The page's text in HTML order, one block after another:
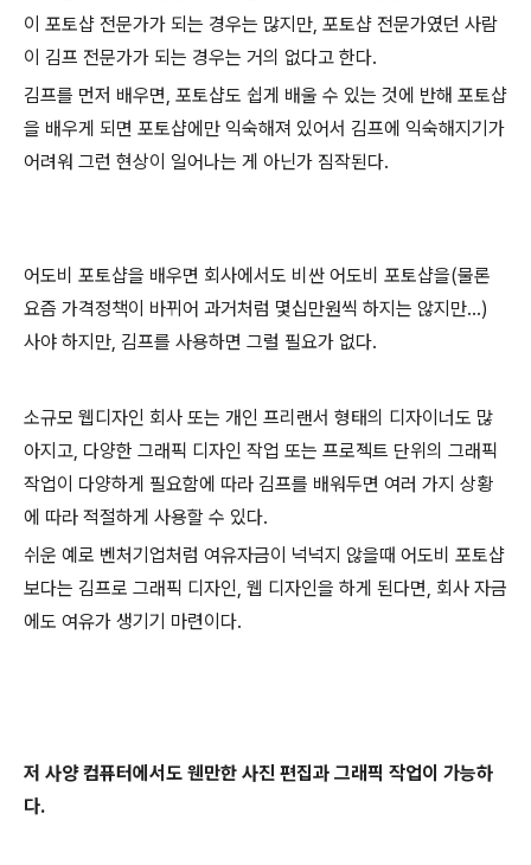
이 포토샵 전문가가 되는 경우는 많지만, 포토샵 전문가였던 사람
이 김프 전문가가 되는 경우는 거의 없다고 한다.
김프를 먼저 배우면, 포토샵도 쉽게 배울 수 있는 것에 반해 포토샵
을 배우게 되면 포토샵에만 익숙해져 있어서 김프에 익숙해지기가
어려워 그런 현상이 일어나는 게 아닌가 짐작된다.
어도비 포토샵을 배우면 회사에서도 비싼 어도비 포토샵을(물론
요즘 가격정책이 바뀌어 과거처럼 몇십만원씩 하지는 않지만...)
사야 하지만, 김프를 사용하면 그럴 필요가 없다.
소규모 웹디자인 회사 또는 개인 프리랜서 형태의 디자이너도 많
아지고, 다양한 그래픽 디자인 작업 또는 프로젝트 단위의 그래픽
작업이 다양하게 필요함에 따라 김프를 배워두면 여러 가지 상황
에 따라 적절하게 사용할 수 있다.
쉬운 예로 벤처기업처럼 여유자금이 넉넉지 않을때 어도비 포토샵
보다는 김프로 그래픽 디자인, 웹 디자인을 하게 된다면, 회사 자금
에도 여유가 생기기 마련이다.
저 사양 컴퓨터에서도 웬만한 사진 편집과 그래픽 작업이 가능하
다.